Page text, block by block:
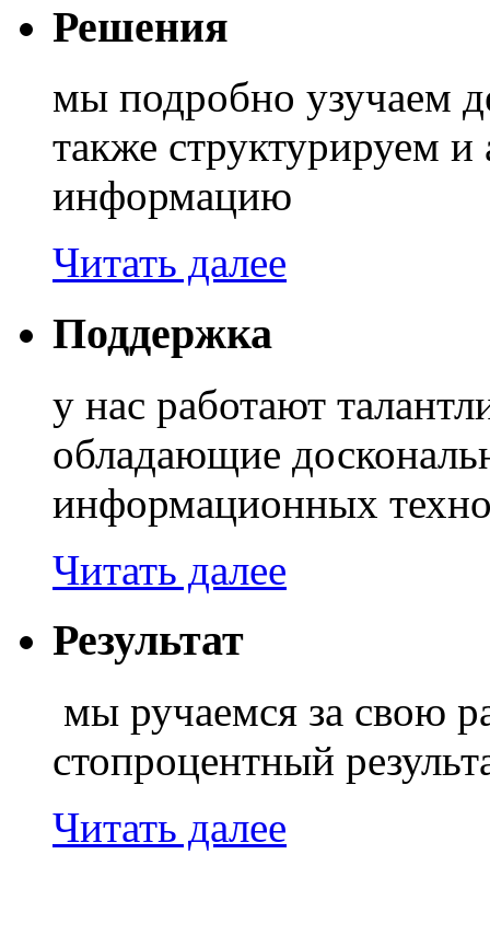
Решения
мы подробно узучаем
также структурируем
информацию
Читать далее
Поддержка
у нас работают
обладающие
информационных
Читать далее
Результат
мы ручаемся за свою
стопроцентный
Читать далее